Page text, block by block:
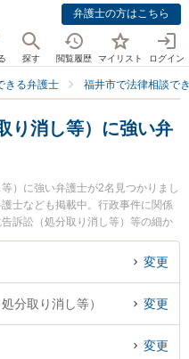
弁護士の方はこちら
探す 閲覧履歴 マイリスト ログイン
きる弁護士 福井市で法律相談で
り消し等）に強い弁
）に強い弁護士が2名見つかりまし
士なども掲載中。行政事件に関係
訴訟（処分取り消し等）等の細か
に弁護士法人福井ひかり総合法律
務所の山浦 光一郎弁護士のプロフ
ラブル解決の実績豊富な近くの弁
訟（処分取り消し等）を法律相談
などでお困りの相談者さんにおす
変更
分取り消し等） 変更
変更